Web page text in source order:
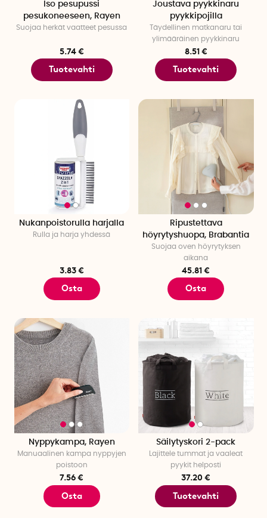
Iso pesupussi
pesukoneeseen, Rayen
Suojaa herkät vaatteet pesussa
5.74 €
Tuotevahti
Joustava pyykkinaru
pyykkipojilla
Täydellinen matkanaru tai
ylimääräinen pyykkinaru
8.51 €
Tuotevahti
Nukanpoistorulla harjalla
Rulla ja harja yhdessä
3.83 €
Osta
Ripustettava
höyrytyshuopa, Brabantia
Suojaa oven höyrytyksen
aikana
45.81 €
Osta
Nyppykampa, Rayen
Manuaalinen kampa nyppyjen
poistoon
7.56 €
Osta
Säilytyskori 2-pack
Lajittele tummat ja vaaleat
pyykit helposti
37.20 €
Tuotevahti